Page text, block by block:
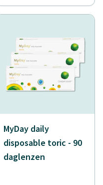
MyDay daily
disposable toric - 90
daglenzen